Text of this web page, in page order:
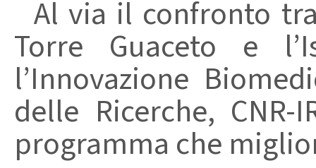
Al via il confronto
Torre Guaceto e
l’Innovazione
delle Ricerche,
programma che